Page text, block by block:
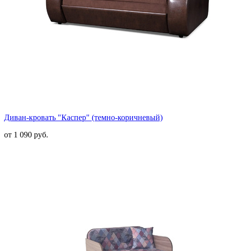
Диван-кровать "Каспер" (темно-коричневый)
от 1 090 руб.